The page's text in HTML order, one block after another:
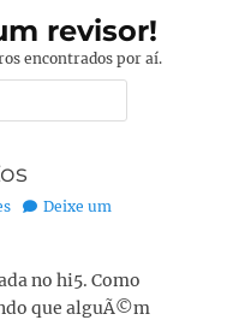
revisor!
encontrados por aí.
Deixe um
no hi5. Como
que alguÃ©m